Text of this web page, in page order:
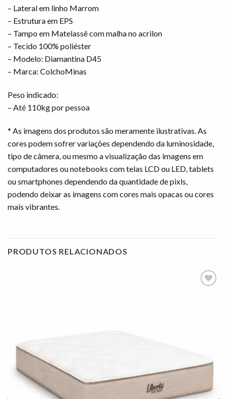
– Lateral em linho Marrom
– Estrutura em EPS
– Tampo em Matelassê com malha no acrilon
– Tecido 100% poliéster
– Modelo: Diamantina D45
– Marca: ColchoMinas
Peso indicado:
– Até 110kg por pessoa
* As imagens dos produtos são meramente ilustrativas. As
cores podem sofrer variações dependendo da luminosidade,
tipo de câmera, ou mesmo a visualização das imagens em
computadores ou notebooks com telas LCD ou LED, tablets
ou smartphones dependendo da quantidade de pixls,
podendo deixar as imagens com cores mais opacas ou cores
mais vibrantes.
PRODUTOS RELACIONADOS